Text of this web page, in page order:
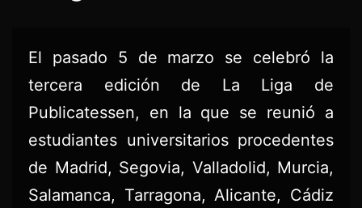
El pasado 5 de marzo se celebró la
tercera edición de La Liga de
Publicatessen, en la que se reunió a
estudiantes universitarios procedentes
de Madrid, Segovia, Valladolid, Murcia,
Salamanca, Tarragona, Alicante, Cádiz